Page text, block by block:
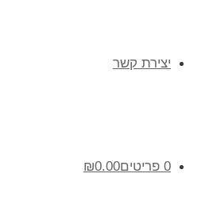
יצירת קשר
0 פריטים ₪0.00